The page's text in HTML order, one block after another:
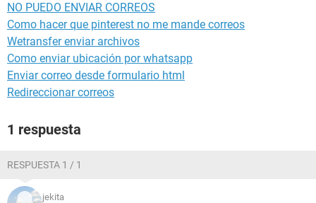
NO PUEDO ENVIAR CORREOS
Como hacer que pinterest no me mande correos
Wetransfer enviar archivos
Como enviar ubicación por whatsapp
Enviar correo desde formulario html
Redireccionar correos
1 respuesta
RESPUESTA 1 / 1
jekita